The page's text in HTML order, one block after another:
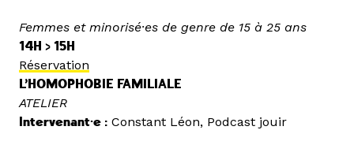
Femmes et minorisé·es de genre de 15 à 25 ans
14H > 15H
Réservation
L’HOMOPHOBIE FAMILIALE
ATELIER
Intervenant·e : Constant Léon, Podcast jouir